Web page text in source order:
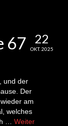
in der
der
22
OKT. 2025
67
und der
Der
am
welches
… Weiter